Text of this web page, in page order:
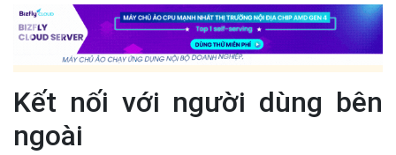
Kết nối với người dùng bên
ngoài